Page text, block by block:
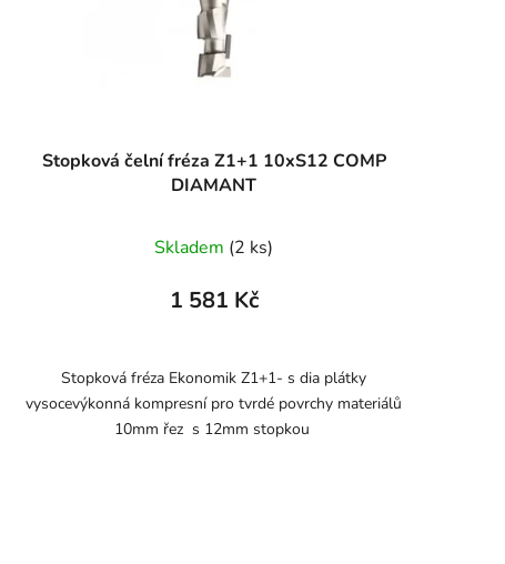
Stopková čelní fréza Z1+1 10xS12 COMP
DIAMANT
Skladem (2 ks)
1 581 Kč
Stopková fréza Ekonomik Z1+1- s dia plátky
vysocevýkonná kompresní pro tvrdé povrchy materiálů
10mm řez s 12mm stopkou